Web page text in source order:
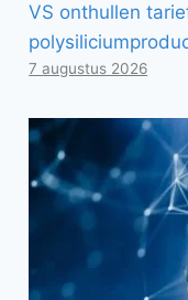
VS onthullen
7 augustus 2026